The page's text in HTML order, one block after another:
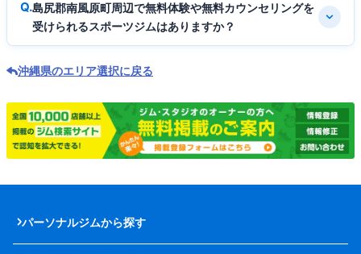
島尻郡南風原町周辺で無料体験や無料カウンセリングを
受けられるスポーツジムはありますか？
沖縄県のエリア選択に戻る
パーソナルジムから探す